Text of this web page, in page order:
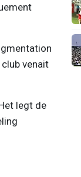
venait
legt de